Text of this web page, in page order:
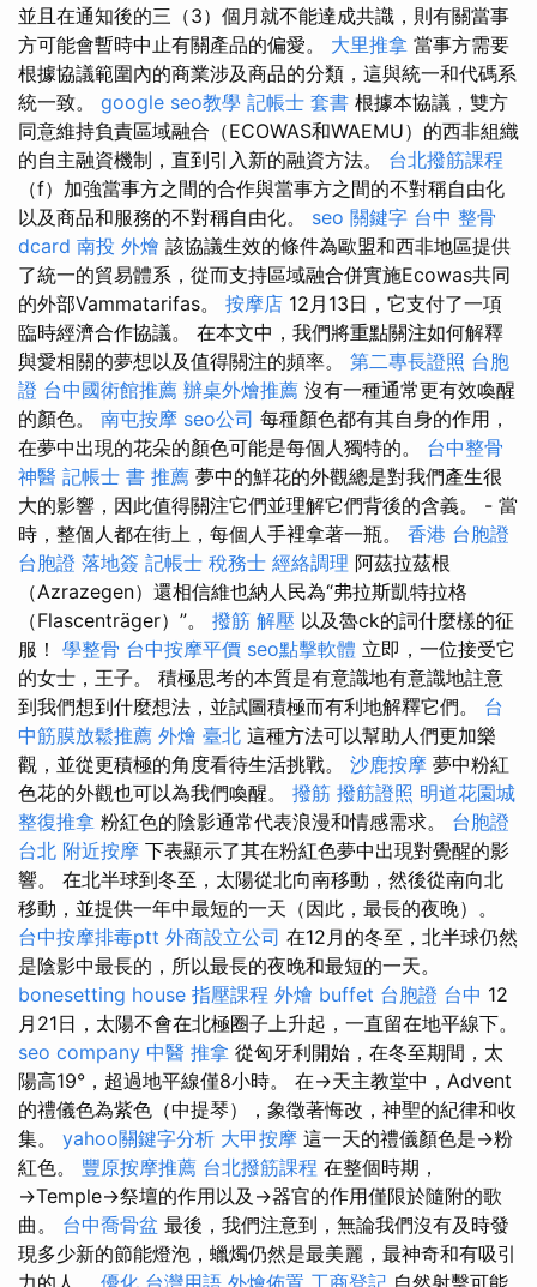
並且在通知後的三（3）個月就不能達成共識，則有關當事
方可能會暫時中止有關產品的偏愛。 大里推拿 當事方需要
根據協議範圍內的商業涉及商品的分類，這與統一和代碼系
統一致。 google seo教學 記帳士 套書 根據本協議，雙方
同意維持負責區域融合（ECOWAS和WAEMU）的西非組織
的自主融資機制，直到引入新的融資方法。 台北撥筋課程
（f）加強當事方之間的合作與當事方之間的不對稱自由化
以及商品和服務的不對稱自由化。 seo 關鍵字 台中 整骨
dcard 南投 外燴 該協議生效的條件為歐盟和西非地區提供
了統一的貿易體系，從而支持區域融合併實施Ecowas共同
的外部Vammatarifas。 按摩店 12月13日，它支付了一項
臨時經濟合作協議。 在本文中，我們將重點關注如何解釋
與愛相關的夢想以及值得關注的頻率。 第二專長證照 台胞
證 台中國術館推薦 辦桌外燴推薦 沒有一種通常更有效喚醒
的顏色。 南屯按摩 seo公司 每種顏色都有其自身的作用，
在夢中出現的花朵的顏色可能是每個人獨特的。 台中整骨
神醫 記帳士 書 推薦 夢中的鮮花的外觀總是對我們產生很
大的影響，因此值得關注它們並理解它們背後的含義。 - 當
時，整個人都在街上，每個人手裡拿著一瓶。 香港 台胞證
台胞證 落地簽 記帳士 稅務士 經絡調理 阿茲拉茲根
（Azrazegen）還相信維也納人民為“弗拉斯凱特拉格
（Flascenträger）”。 撥筋 解壓 以及魯ck的詞什麼樣的征
服！ 學整骨 台中按摩平價 seo點擊軟體 立即，一位接受它
的女士，王子。 積極思考的本質是有意識地有意識地註意
到我們想到什麼想法，並試圖積極而有利地解釋它們。 台
中筋膜放鬆推薦 外燴 臺北 這種方法可以幫助人們更加樂
觀，並從更積極的角度看待生活挑戰。 沙鹿按摩 夢中粉紅
色花的外觀也可以為我們喚醒。 撥筋 撥筋證照 明道花園城
整復推拿 粉紅色的陰影通常代表浪漫和情感需求。 台胞證
台北 附近按摩 下表顯示了其在粉紅色夢中出現對覺醒的影
響。 在北半球到冬至，太陽從北向南移動，然後從南向北
移動，並提供一年中最短的一天（因此，最長的夜晚）。
台中按摩排毒ptt 外商設立公司 在12月的冬至，北半球仍然
是陰影中最長的，所以最長的夜晚和最短的一天。
bonesetting house 指壓課程 外燴 buffet 台胞證 台中 12
月21日，太陽不會在北極圈子上升起，一直留在地平線下。
seo company 中醫 推拿 從匈牙利開始，在冬至期間，太
陽高19°，超過地平線僅8小時。 在→天主教堂中，Advent
的禮儀色為紫色（中提琴），象徵著悔改，神聖的紀律和收
集。 yahoo關鍵字分析 大甲按摩 這一天的禮儀顏色是→粉
紅色。 豐原按摩推薦 台北撥筋課程 在整個時期，
→Temple→祭壇的作用以及→器官的作用僅限於隨附的歌
曲。 台中喬骨盆 最後，我們注意到，無論我們沒有及時發
現多少新的節能燈泡，蠟燭仍然是最美麗，最神奇和有吸引
力的人。 優化 台灣用語 外燴佈置 工商登記 自然射擊可能